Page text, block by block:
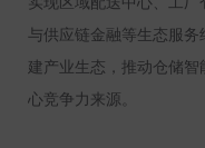
与供应链金融等生态服
建产业生态，推动仓储
心竞争力来源。